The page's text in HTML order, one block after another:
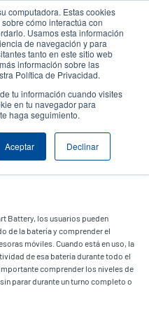
computadora. Estas cookies
cómo interactúa con
Usamos esta información
de navegación y para
tanto en este sitio web
información sobre las
Política de Privacidad.
tu información cuando visites
en tu navegador para
haga seguimiento.
Aceptar Declinar
User
account
menu
User
Selector de productos
de iones
Battery, los usuarios pueden
de la batería y comprender el
móviles. Cuando está en uso, la
de esa batería durante todo el
comprender los niveles de
parar durante un turno completo o